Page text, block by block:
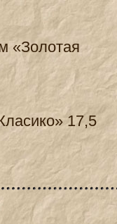
«Золотая
17,5